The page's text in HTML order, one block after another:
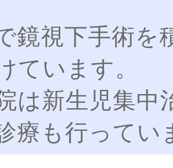
鏡視下手術を
ています。
は新生児集
療も行ってい